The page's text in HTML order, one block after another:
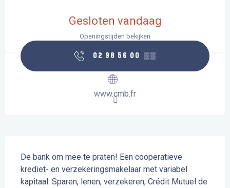
Gesloten vandaag
Openingstijden bekijken
02 98 56 00 ▒▒
www.cmb.fr
De bank om mee te praten! Een coöperatieve
krediet- en verzekeringsmakelaar met variabel
kapitaal. Sparen, lenen, verzekeren, Crédit Mutuel de